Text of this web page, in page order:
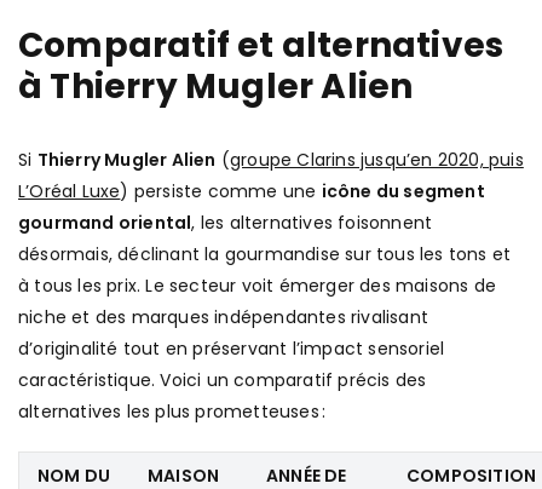
Comparatif et alternatives
à Thierry Mugler Alien
Si Thierry Mugler Alien (groupe Clarins jusqu’en 2020, puis
L’Oréal Luxe) persiste comme une icône du segment
gourmand oriental, les alternatives foisonnent
désormais, déclinant la gourmandise sur tous les tons et
à tous les prix. Le secteur voit émerger des maisons de
niche et des marques indépendantes rivalisant
d’originalité tout en préservant l’impact sensoriel
caractéristique. Voici un comparatif précis des
alternatives les plus prometteuses :
NOM DU
MAISON
ANNÉE DE
COMPOSITION